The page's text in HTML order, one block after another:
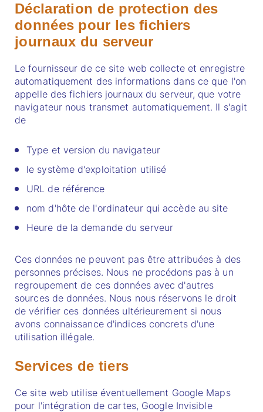
Déclaration de protection des
données pour les fichiers
journaux du serveur
Le fournisseur de ce site web collecte et enregistre
automatiquement des informations dans ce que l'on
appelle des fichiers journaux du serveur, que votre
navigateur nous transmet automatiquement. Il s'agit
de
Type et version du navigateur
le système d'exploitation utilisé
URL de référence
nom d'hôte de l'ordinateur qui accède au site
Heure de la demande du serveur
Ces données ne peuvent pas être attribuées à des
personnes précises. Nous ne procédons pas à un
regroupement de ces données avec d'autres
sources de données. Nous nous réservons le droit
de vérifier ces données ultérieurement si nous
avons connaissance d'indices concrets d'une
utilisation illégale.
Services de tiers
Ce site web utilise éventuellement Google Maps
pour l'intégration de cartes, Google Invisible